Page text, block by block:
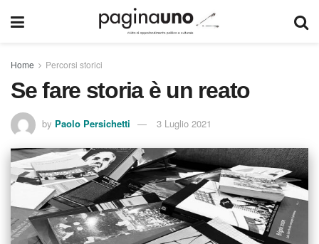
Home Percorsi storici
Se fare storia è un reato
by Paolo Persichetti 3 Luglio 2021